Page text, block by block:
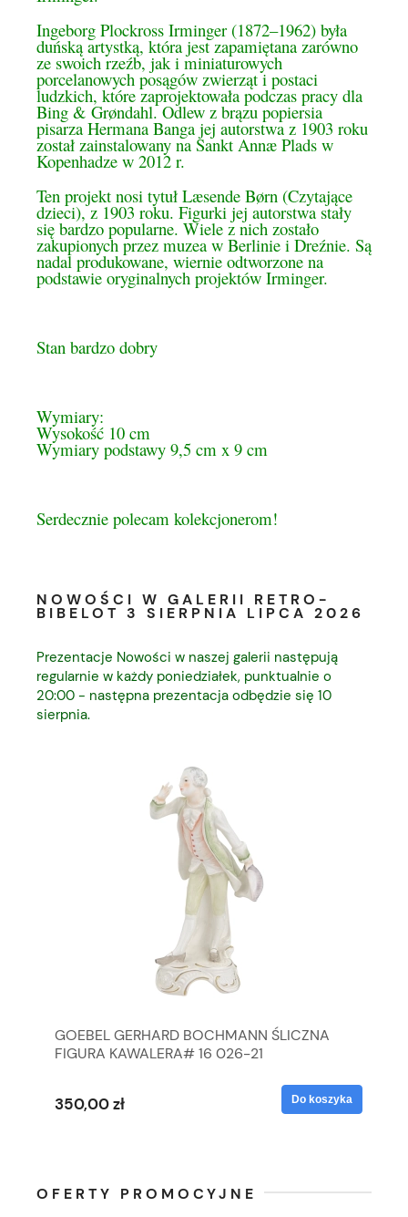
Ingeborg Plockross Irminger (1872–1962) była
duńską artystką, która jest zapamiętana zarówno
ze swoich rzeźb, jak i miniaturowych
porcelanowych posągów zwierząt i postaci
ludzkich, które zaprojektowała podczas pracy dla
Bing & Grøndahl. Odlew z brązu popiersia
pisarza Hermana Banga jej autorstwa z 1903 roku
został zainstalowany na Sankt Annæ Plads w
Kopenhadze w 2012 r.
Ten projekt nosi tytuł Læsende Børn (Czytające
dzieci), z 1903 roku. Figurki jej autorstwa stały
się bardzo popularne. Wiele z nich zostało
zakupionych przez muzea w Berlinie i Dreźnie. Są
nadal produkowane, wiernie odtworzone na
podstawie oryginalnych projektów Irminger.
Stan bardzo dobry
Wymiary:
Wysokość 10 cm
Wymiary podstawy 9,5 cm x 9 cm
Serdecznie polecam kolekcjonerom!
NOWOŚCI W GALERII RETRO-
BIBELOT 3 SIERPNIA LIPCA 2026
Prezentacje Nowości w naszej galerii następują
regularnie w każdy poniedziałek, punktualnie o
20:00 - następna prezentacja odbędzie się 10
sierpnia.
GOEBEL GERHARD BOCHMANN ŚLICZNA
FIGURA KAWALERA# 16 026-21
350,00 zł Do koszyka
OFERTY PROMOCYJNE